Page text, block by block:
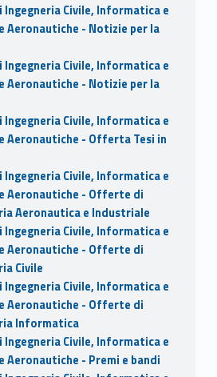
Civile, Informatica e
Aeronautiche - Notizie per la
Civile, Informatica e
Aeronautiche - Notizie per la
Civile, Informatica e
Aeronautiche - Offerta Tesi in
Civile, Informatica e
Aeronautiche - Offerte di
Aeronautica e Industriale
Civile, Informatica e
Aeronautiche - Offerte di
Civile
Civile, Informatica e
Aeronautiche - Offerte di
Informatica
Civile, Informatica e
Aeronautiche - Premi e bandi